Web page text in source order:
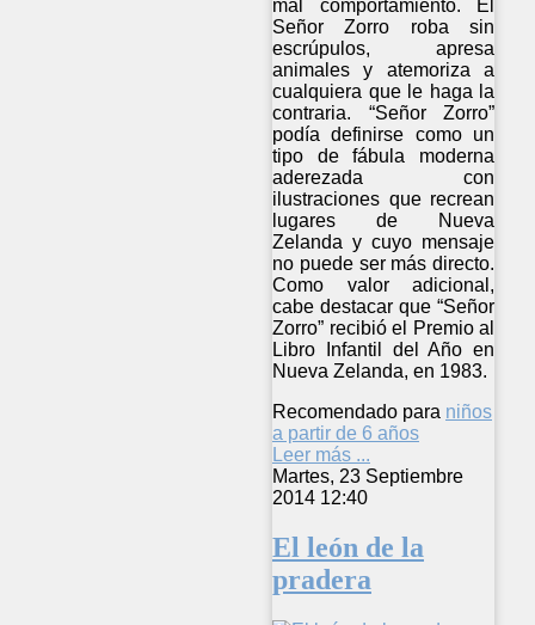
mal comportamiento. El
Señor Zorro roba sin
escrúpulos, apresa
animales y atemoriza a
cualquiera que le haga la
contraria. “Señor Zorro”
podía definirse como un
tipo de fábula moderna
aderezada con
ilustraciones que recrean
lugares de Nueva
Zelanda y cuyo mensaje
no puede ser más directo.
Como valor adicional,
cabe destacar que “Señor
Zorro” recibió el Premio al
Libro Infantil del Año en
Nueva Zelanda, en 1983.
Recomendado para niños
a partir de 6 años
Leer más ...
Martes, 23 Septiembre
2014 12:40
El león de la
pradera